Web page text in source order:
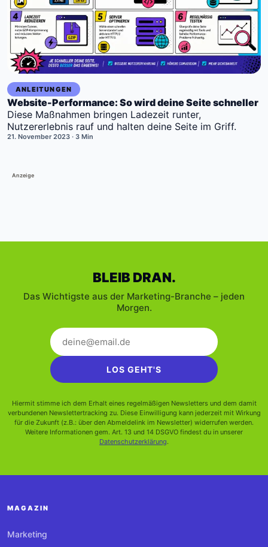
ANLEITUNGEN
Website-Performance: So wird deine Seite schneller
Diese Maßnahmen bringen Ladezeit runter,
Nutzererlebnis rauf und halten deine Seite im Griff.
21. November 2023 · 3 Min
Anzeige
BLEIB DRAN.
Das Wichtigste aus der Marketing-Branche – jeden
Morgen.
LOS GEHT'S
Hiermit stimme ich dem Erhalt eines regelmäßigen Newsletters und dem damit
verbundenen Newslettertracking zu. Diese Einwilligung kann jederzeit mit Wirkung
für die Zukunft (z.B.: über den Abmeldelink im Newsletter) widerrufen werden.
Weitere Informationen gem. Art. 13 und 14 DSGVO findest du in unserer
Datenschutzerklärung.
MAGAZIN
Marketing